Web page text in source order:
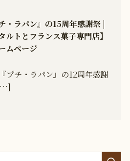
・ラパン』の15周年感謝祭 |
ルトとフランス菓子専門店】
ムページ
チ・ラパン』の12周年感謝